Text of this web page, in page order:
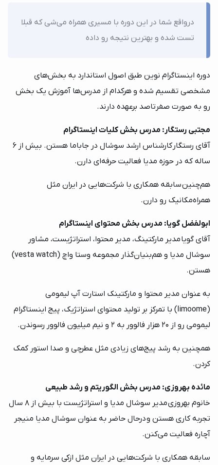
درواقع شما در این دوره با مسیری همراه می‌شی که قبلا
تست شده و بهترین نتیجه رو داده
دوره اینستاگرام نوین طبق اصول استاندارد به بخش‌های
مشخصی تقسیم شده و هرکدام از مدرس‌ها آموزش یک بخش
رو به صورت صفرتاصد برعهده دارند.
مجتبی رستگار: مدرس بخش کلیات اینستاگرام
آقای رستگار کارشناس ارشد سوشال در جاباما هستن. بیش از 6
ساله که در حوزه مدیا فعالیت حرفه‌ای دارن.
هم‌چنین سابقه همکاری با شرکت‌هایی در ایران مثل
همراه‌مکانیک رو دارن.
ابولفضل گویا: مدرس بخش محتوای اینستاگرام
آقای گویا مدیر مارکتینگ، مدیر محتوا، استراتژیست، مشاور
سوشال مدیا و هم‌بنیان‌گذار مجموعه وستا واچ (vesta watch)
هستن.
به عنوان مدیر محتوا و مارکتینک استارت آپ لیمومی
(limoome) با تمرکز بر تولید محتوای استراتژیک، پیج اینستاگرام
لیمومی رو از 20 هزار فالوور به 2 و نیم میلیون فالوور رسوندن.
همچنین به رشد پیج‌های زیادی مثل عطرچی و صدا استور کمک
کردن.
مائده بهروزی: مدرس بخش الگوریتم و رشد طبیعی
خانوم بهروزی مدیر سوشال مدیا و استراتژیست با بیش از 8 سال
تجربه کاری هستن و درحال حاضر به عنوان سوشال مدیا منیجر
آچاره فعالیت می‌کنن.
سابقه همکاری با شرکت‌هایی در ایران مثل ازکی سرمایه و